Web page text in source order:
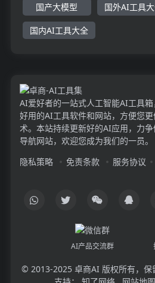
国产大模型 国外AI工具
国内AI工具大全
AI爱好者的一站式人工智能AI工具
好用的AI工具软件和网站，方便您
术。本站持续更新好的AI应用，力
导航网站，欢迎您成为我们的一员。
隐私策略
免责条款 服务协议
AI产品交流群
© 2013-2025 卓商AI 版权所有，保